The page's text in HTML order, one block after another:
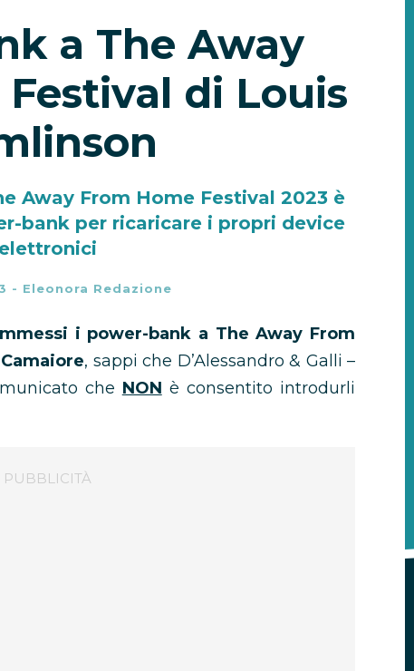
a The Away
di Louis
Away From Home Festival 2023 è
bank per ricaricare i propri device
elettronici
- Eleonora Redazione
i power-bank a The Away From
, sappi che D’Alessandro & Galli –
che NON è consentito introdurli